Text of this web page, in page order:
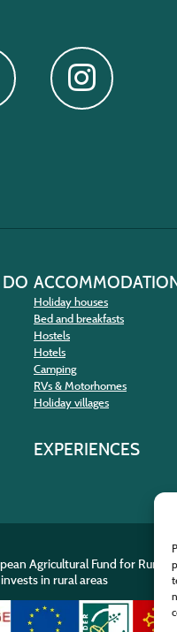
DO
Holiday houses
Bed and breakfasts
Hostels
Hotels
Camping
RVs & Motorhomes
Holiday villages
EXPERIENCES
Agricultural Fund for Rural
in rural areas